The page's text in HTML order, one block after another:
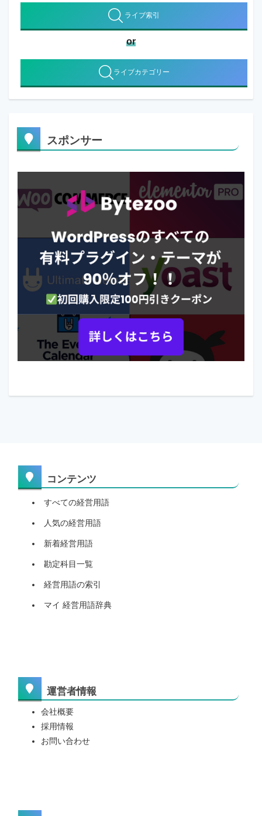
ライブ索引
or
ライブカテゴリー
スポンサー
コンテンツ
すべての経営用語
人気の経営用語
新着経営用語
勘定科目一覧
経営用語の索引
マイ 経営用語辞典
運営者情報
会社概要
採用情報
お問い合わせ